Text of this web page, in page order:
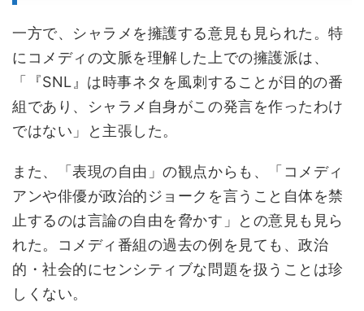
一方で、シャラメを擁護する意見も見られた。特
にコメディの文脈を理解した上での擁護派は、
「『SNL』は時事ネタを風刺することが目的の番
組であり、シャラメ自身がこの発言を作ったわけ
ではない」と主張した。
また、「表現の自由」の観点からも、「コメディ
アンや俳優が政治的ジョークを言うこと自体を禁
止するのは言論の自由を脅かす」との意見も見ら
れた。コメディ番組の過去の例を見ても、政治
的・社会的にセンシティブな問題を扱うことは珍
しくない。